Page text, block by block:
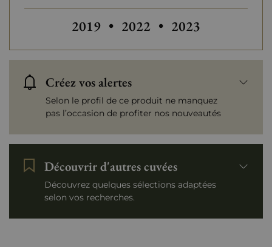
Autres millésimes de René Bouvier
2019 • 2022 • 2023
Créez vos alertes
Selon le profil de ce produit ne manquez
pas l’occasion de profiter nos nouveautés
Découvrir d'autres cuvées
Découvrez quelques sélections adaptées
selon vos recherches.